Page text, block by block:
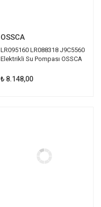
OSSCA
LR095160 LR088318 J9C5560
Elektrikli Su Pompası OSSCA
₺ 8.148,00